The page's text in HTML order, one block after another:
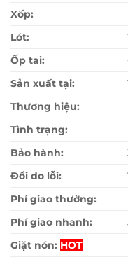
Xốp:
Lót:
Ốp tai:
Sản xuất tại:
Thương hiệu:
Tình trạng:
Bảo hành:
Đổi do lỗi:
Phí giao thường:
Phí giao nhanh:
Giặt nón: HOT